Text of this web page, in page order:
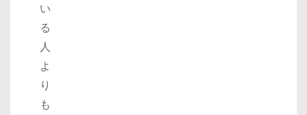
い
る
人
よ
り
も